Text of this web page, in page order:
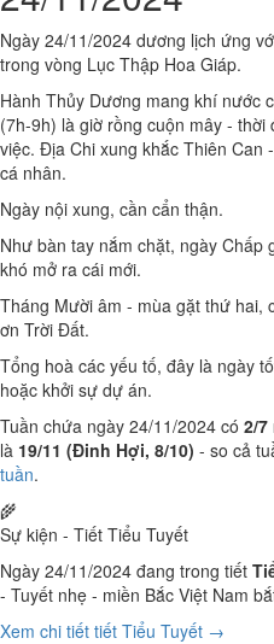
Ngày 24/11/2024 dương lịch ứng
trong vòng Lục Thập Hoa Giáp.
Hành Thủy Dương mang khí nước
(7h-9h) là giờ rồng cuộn mây -
việc. Địa Chi xung khắc Thiên Can
cá nhân.
Ngày nội xung, cần cẩn thận.
Như bàn tay nắm chặt, ngày
khó mở ra cái mới.
Tháng Mười âm - mùa gặt thứ hai,
ơn Trời Đất.
Tổng hoà các yếu tố, đây là ngày
hoặc khởi sự dự án.
Tuần chứa ngày 24/11/2024 có 2/7
là 19/11 (Đinh Hợi, 8/10) - so cả
tuần.
🌾
Sự kiện - Tiết Tiểu Tuyết
Ngày 24/11/2024 đang trong tiết
- Tuyết nhẹ - miền Bắc Việt Nam
Xem chi tiết tiết Tiểu Tuyết →